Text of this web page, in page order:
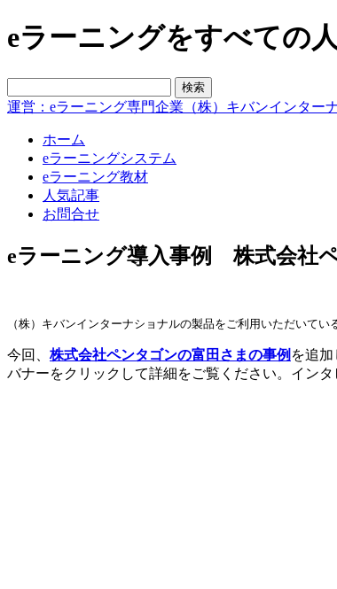
eラーニングをすべての
運営：eラーニング専門企業（株）キバンインター
ホーム
eラーニングシステム
eラーニング教材
人気記事
お問合せ
eラーニング導入事例 株式会社
（株）キバンインターナショナルの製品をご利用いただいて
今回、 株式会社ペンタゴンの富田さまの事例 を追加
バナーをクリックして詳細をご覧ください。イン